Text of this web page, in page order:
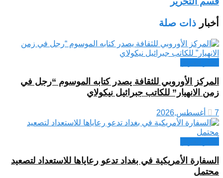
أخبار ذات صلة
المركز الأوروبي للثقافة يصدر كتابه الموسوم “رجل في
زمن الانهيار” للكاتب جبرائيل نيكولاي
7 أغسطس,2026
السفارة الأمريكية في بغداد تدعو رعاياها للاستعداد لتصعيد
محتمل